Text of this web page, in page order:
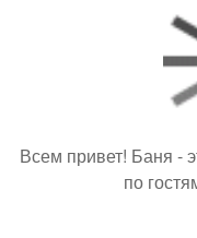
Всем привет! Баня -
по